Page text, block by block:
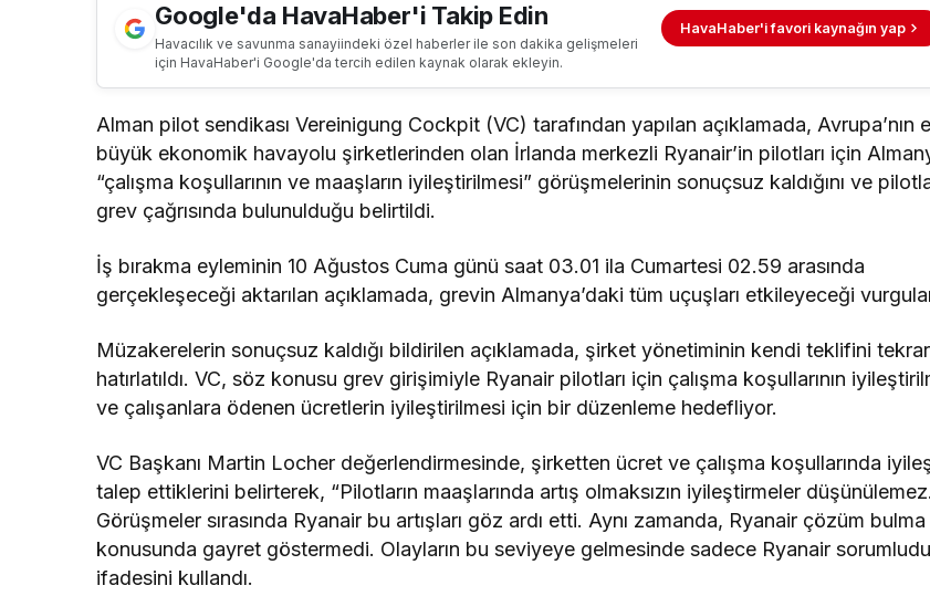
Google'da HavaHaber'i Takip Edin
Havacılık ve savunma sanayiindeki özel haberler ile son dakika gelişmeleri
için HavaHaber'i Google'da tercih edilen kaynak olarak ekleyin.
HavaHaber'i favori kaynağın yap
Alman pilot sendikası Vereinigung Cockpit (VC) tarafından yapılan açıklamada, Avrupa’nın
büyük ekonomik havayolu şirketlerinden olan İrlanda merkezli Ryanair’in pilotları için
“çalışma koşullarının ve maaşların iyileştirilmesi” görüşmelerinin sonuçsuz kaldığını ve
grev çağrısında bulunulduğu belirtildi.
İş bırakma eyleminin 10 Ağustos Cuma günü saat 03.01 ila Cumartesi 02.59 arasında
gerçekleşeceği aktarılan açıklamada, grevin Almanya’daki tüm uçuşları etkileyeceği
Müzakerelerin sonuçsuz kaldığı bildirilen açıklamada, şirket yönetiminin kendi teklifini
hatırlatıldı. VC, söz konusu grev girişimiyle Ryanair pilotları için çalışma koşullarının
ve çalışanlara ödenen ücretlerin iyileştirilmesi için bir düzenleme hedefliyor.
VC Başkanı Martin Locher değerlendirmesinde, şirketten ücret ve çalışma koşullarında
talep ettiklerini belirterek, “Pilotların maaşlarında artış olmaksızın iyileştirmeler düşünülemez.
Görüşmeler sırasında Ryanair bu artışları göz ardı etti. Aynı zamanda, Ryanair çözüm bulma
konusunda gayret göstermedi. Olayların bu seviyeye gelmesinde sadece Ryanair
ifadesini kullandı.